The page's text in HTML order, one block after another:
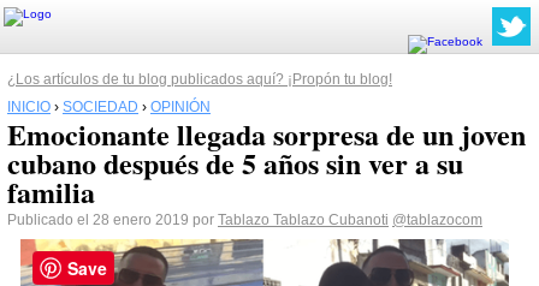
¿Los artículos de tu blog publicados aquí? ¡Propón tu blog!
INICIO › SOCIEDAD › OPINIÓN
Emocionante llegada sorpresa de un joven
cubano después de 5 años sin ver a su
familia
Publicado el 28 enero 2019 por Tablazo Tablazo Cubanoti @tablazocom
Save